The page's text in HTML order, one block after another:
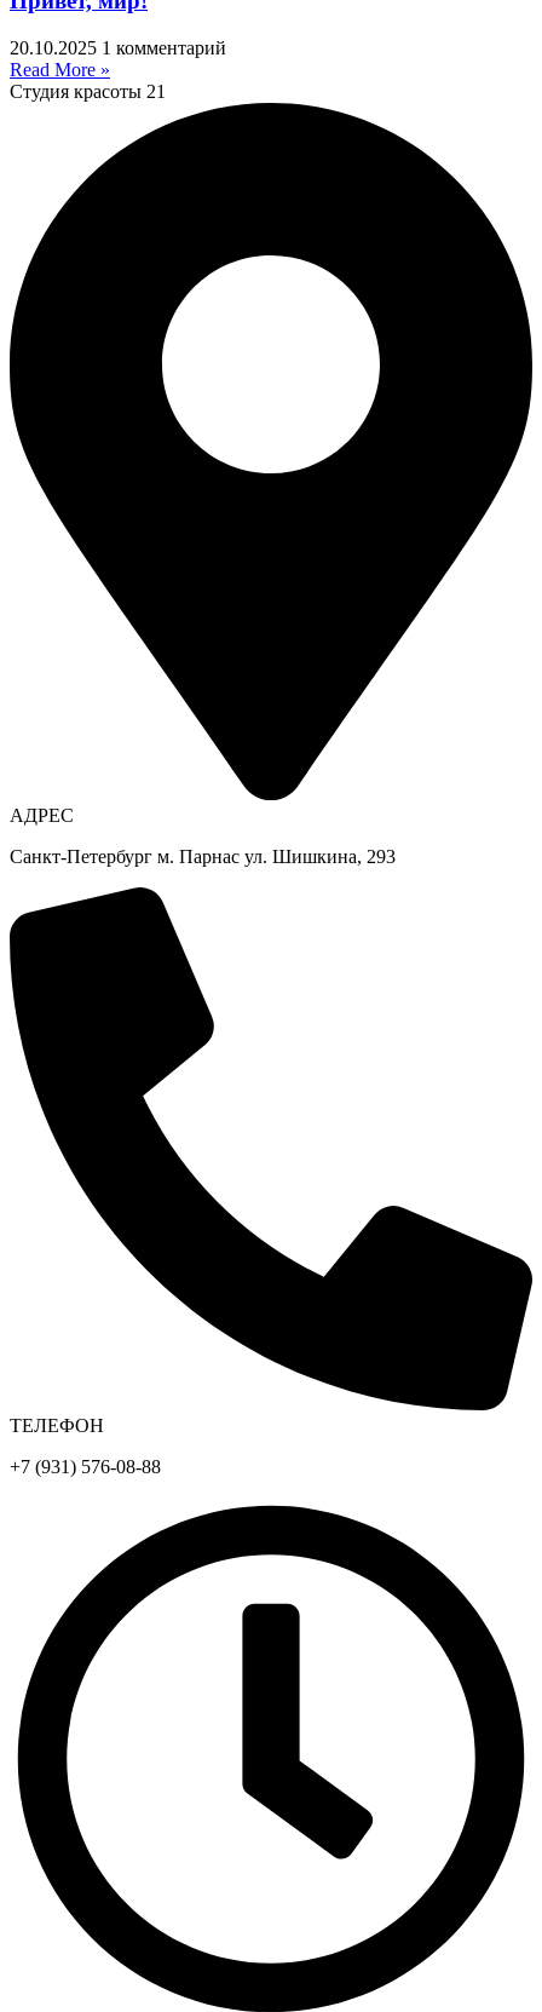
20.10.2025 1 комментарий
Read More »
Студия красоты 21
АДРЕС
Санкт-Петербург м. Парнас ул. Шишкина, 293
ТЕЛЕФОН
+7 (931) 576-08-88